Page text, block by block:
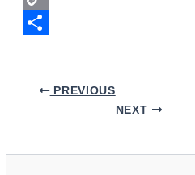
Copy
PREVIOUS
NEXT